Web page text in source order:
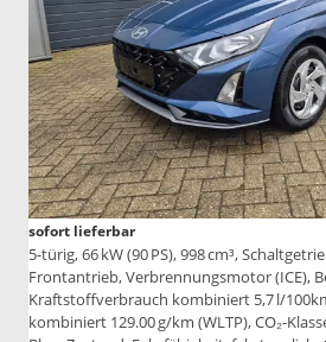
sofort lieferbar
5-türig, 66 kW (90 PS), 998 cm³,
Frontantrieb, Verbrennungsmotor (ICE),
Kraftstoffverbrauch kombiniert 5,7 l/
kombiniert 129.00 g/km (WLTP), CO₂-